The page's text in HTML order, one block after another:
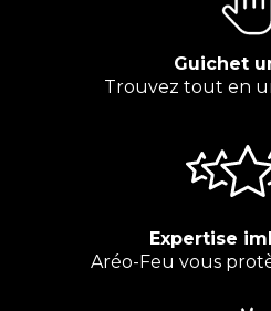
Guichet
Trouvez tout en
Expertise
Aréo-Feu vous